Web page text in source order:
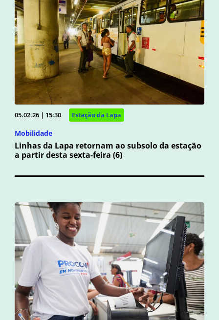
05.02.26 | 15:30 Estação da Lapa
Mobilidade
Linhas da Lapa retornam ao subsolo da estação
a partir desta sexta-feira (6)